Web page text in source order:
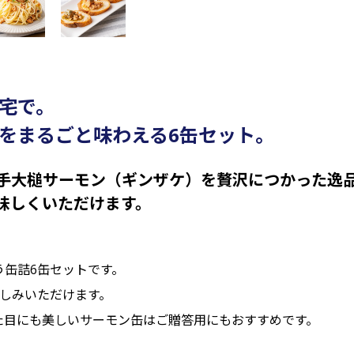
で。
まるごと味わえる6缶セット。
大槌サーモン（ギンザケ）を贅沢につかった逸
くいただけます。
詰6缶セットです。
みいただけます。
にも美しいサーモン缶はご贈答用にもおすすめです。